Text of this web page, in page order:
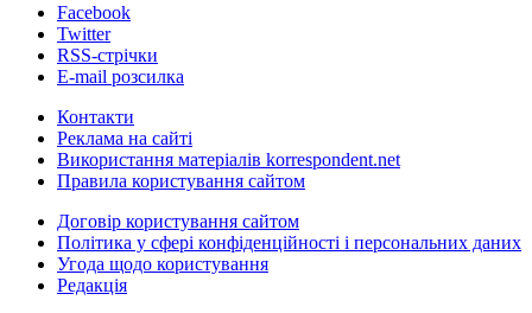
Facebook
Twitter
RSS-стрічки
E-mail розсилка
Контакти
Реклама на сайті
Використання матеріалів korrespondent.net
Правила користування сайтом
Договір користування сайтом
Політика у сфері конфіденційності і персональних даних
Угода щодо користування
Редакція